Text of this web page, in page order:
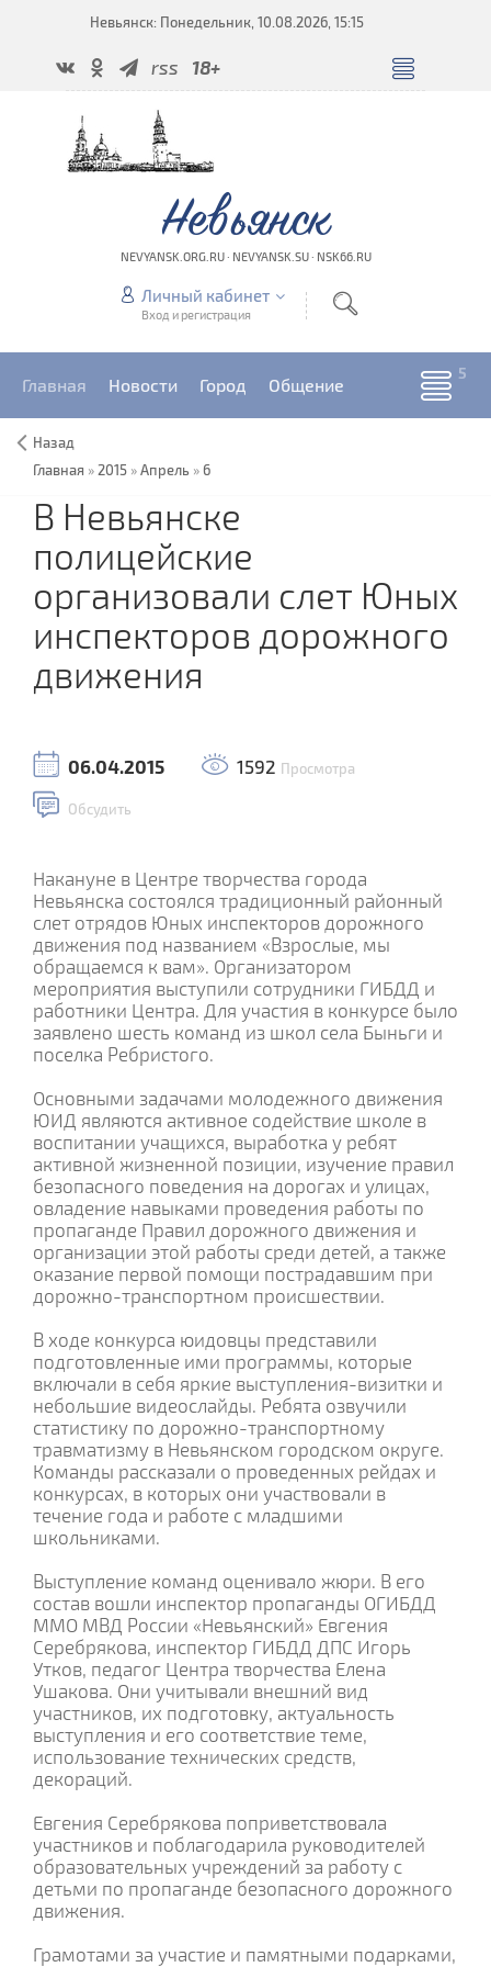
Невьянск: Понедельник, 10.08.2026, 15:15
rss 18+
Невьянск
NEVYANSK.ORG.RU · NEVYANSK.SU · NSK66.RU
Личный кабинет
Вход и регистрация
Главная Новости Город Общение
Назад
Главная » 2015 »Апрель »6
В Невьянске
полицейские
организовали слет Юных
инспекторов дорожного
движения
06.04.2015 1592 Просмотра
Обсудить
Накануне в Центре творчества города
Невьянска состоялся традиционный районный
слет отрядов Юных инспекторов дорожного
движения под названием «Взрослые, мы
обращаемся к вам». Организатором
мероприятия выступили сотрудники ГИБДД и
работники Центра. Для участия в конкурсе было
заявлено шесть команд из школ села Быньги и
поселка Ребристого.
Основными задачами молодежного движения
ЮИД являются активное содействие школе в
воспитании учащихся, выработка у ребят
активной жизненной позиции, изучение правил
безопасного поведения на дорогах и улицах,
овладение навыками проведения работы по
пропаганде Правил дорожного движения и
организации этой работы среди детей, а также
оказание первой помощи пострадавшим при
дорожно-транспортном происшествии.
В ходе конкурса юидовцы представили
подготовленные ими программы, которые
включали в себя яркие выступления-визитки и
небольшие видеослайды. Ребята озвучили
статистику по дорожно-транспортному
травматизму в Невьянском городском округе.
Команды рассказали о проведенных рейдах и
конкурсах, в которых они участвовали в
течение года и работе с младшими
школьниками.
Выступление команд оценивало жюри. В его
состав вошли инспектор пропаганды ОГИБДД
ММО МВД России «Невьянский» Евгения
Серебрякова, инспектор ГИБДД ДПС Игорь
Утков, педагог Центра творчества Елена
Ушакова. Они учитывали внешний вид
участников, их подготовку, актуальность
выступления и его соответствие теме,
использование технических средств,
декораций.
Евгения Серебрякова поприветствовала
участников и поблагодарила руководителей
образовательных учреждений за работу с
детьми по пропаганде безопасного дорожного
движения.
Грамотами за участие и памятными подарками,